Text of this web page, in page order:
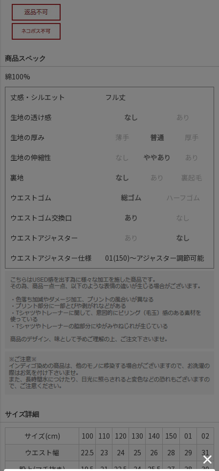
商品スペック
綿100%
丈感・シルエット フル丈
生地の透け感 なし あ り
生地の厚み 薄手 普通 厚手
生地の伸縮性 な し ややあり あ り
裏地 なし あ り 裏起毛
ウエストゴム 総ゴム ハーフ ゴ ム
ウエストゴム交換口 あり な し
ウエストアジャスター あ り なし
ウエストアジャスター仕様 01(150)～アジャスター調節可能
サイズ詳細
サイズ(cm) 100 110 120 130 140 150 01
02
ウエスト幅
22.5 23 24 25 26 28 29
31